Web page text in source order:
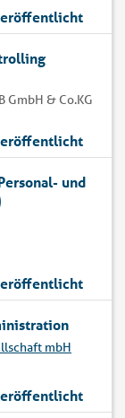
GmbH & Co.KG
und
mbH